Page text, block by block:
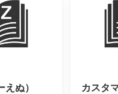
ぬ）
カスタ